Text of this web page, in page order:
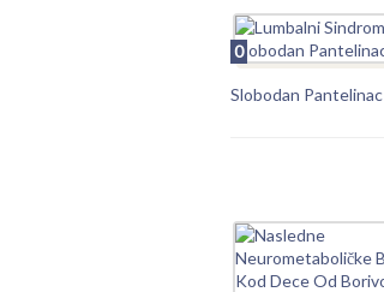
0
Slobodan Pantelinac